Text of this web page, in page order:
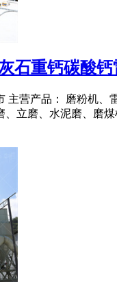
石重钙碳酸钙
主营产品： 磨粉机
立磨、水泥磨、磨